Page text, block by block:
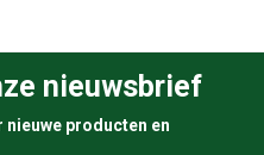
nieuwsbrief
nieuwe producten en